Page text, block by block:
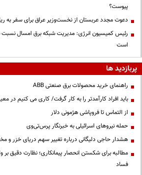
پیوست؟
دعوت مجدد عربستان از نخست‌وزیر عراق برای سفر به
رئیس کمیسیون انرژی: مدیریت شبکه برق امسال
است
پربازدید ها
راهنمای خرید محصولات برق صنعتی ABB
باید افراد کارآمدتر را به کار گرفت/ کاری می کنیم
از التماس تا فروپاشی هژمونی دلار
حمله نیروهای اسرائیلی به خبرنگار پرس‌تی‌وی
هشدار حاجی دلیگانی درباره تغییر سهم دریای خزر و
مطالبه برای شکستن انحصار پیمانکاری؛ نظارت دقیق بر
فساد